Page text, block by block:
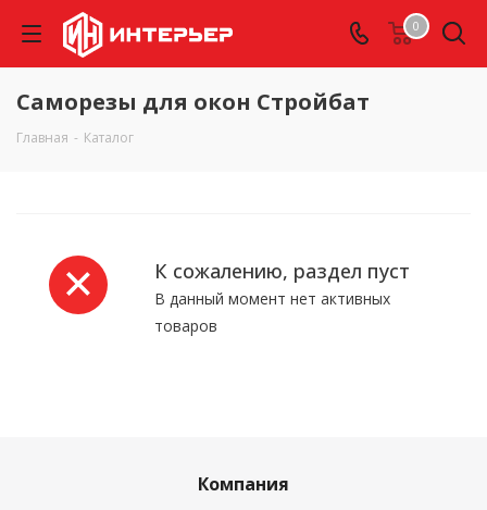
0
Саморезы для окон Стройбат
Главная - Каталог
К сожалению, раздел пуст
В данный момент нет активных
товаров
Компания